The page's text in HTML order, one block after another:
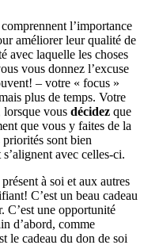
l’importance
améliorer leur qualité de
avec laquelle les choses
vous donnez l’excuse
– votre « focus »
plus de temps. Votre
lorsque vous décidez que
que vous y faites de la
sont bien
avec celles-ci.
à soi et aux autres
C’est un beau cadeau
C’est une opportunité
d’abord, comme
le cadeau du don de soi